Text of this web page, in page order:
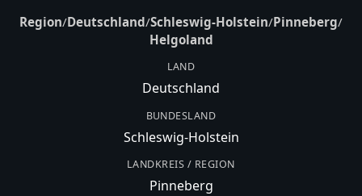
Region/Deutschland/Schleswig-Holstein/Pinneberg/
Helgoland
LAND
Deutschland
BUNDESLAND
Schleswig-Holstein
LANDKREIS / REGION
Pinneberg